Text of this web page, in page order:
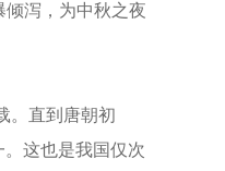
泻，为中秋之夜
。直到唐朝初
这也是我国仅次